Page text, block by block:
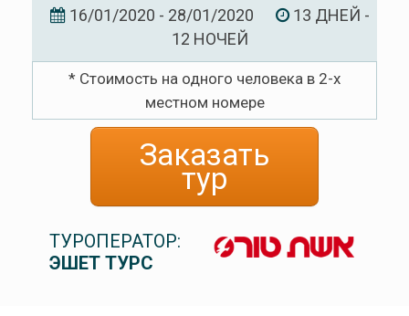
16/01/2020 - 28/01/2020
13 ДНЕЙ -
12 НОЧЕЙ
* Стоимость на одного человека в 2-х
местном номере
Заказать
тур
ТУРОПЕРАТОР:
ЭШЕТ ТУРС